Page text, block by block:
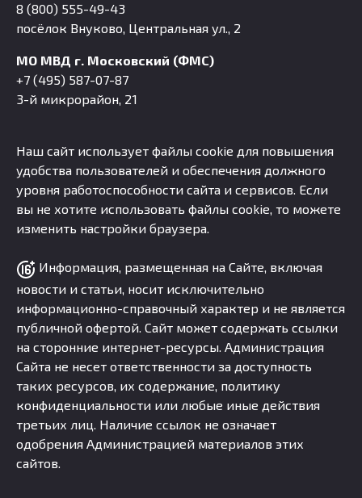
8 (800) 555-49-43
посёлок Внуково, Центральная ул., 2
МО МВД г. Московский (ФМС)
+7 (495) 587-07-87
3-й микрорайон, 21
Наш сайт использует файлы cookie для повышения
удобства пользователей и обеспечения должного
уровня работоспособности сайта и сервисов. Если
вы не хотите использовать файлы cookie, то можете
изменить настройки браузера.
Информация, размещенная на Сайте, включая
новости и статьи, носит исключительно
информационно-справочный характер и не является
публичной офертой. Сайт может содержать ссылки
на сторонние интернет-ресурсы. Администрация
Сайта не несет ответственности за доступность
таких ресурсов, их содержание, политику
конфиденциальности или любые иные действия
третьих лиц. Наличие ссылок не означает
одобрения Администрацией материалов этих
сайтов.